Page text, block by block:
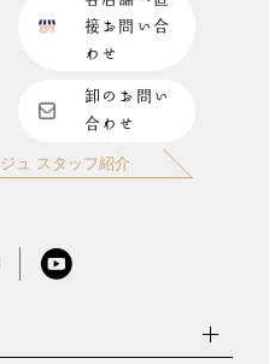
接お問い合
わせ
卸のお問い
合わせ
ュ スタッフ紹介